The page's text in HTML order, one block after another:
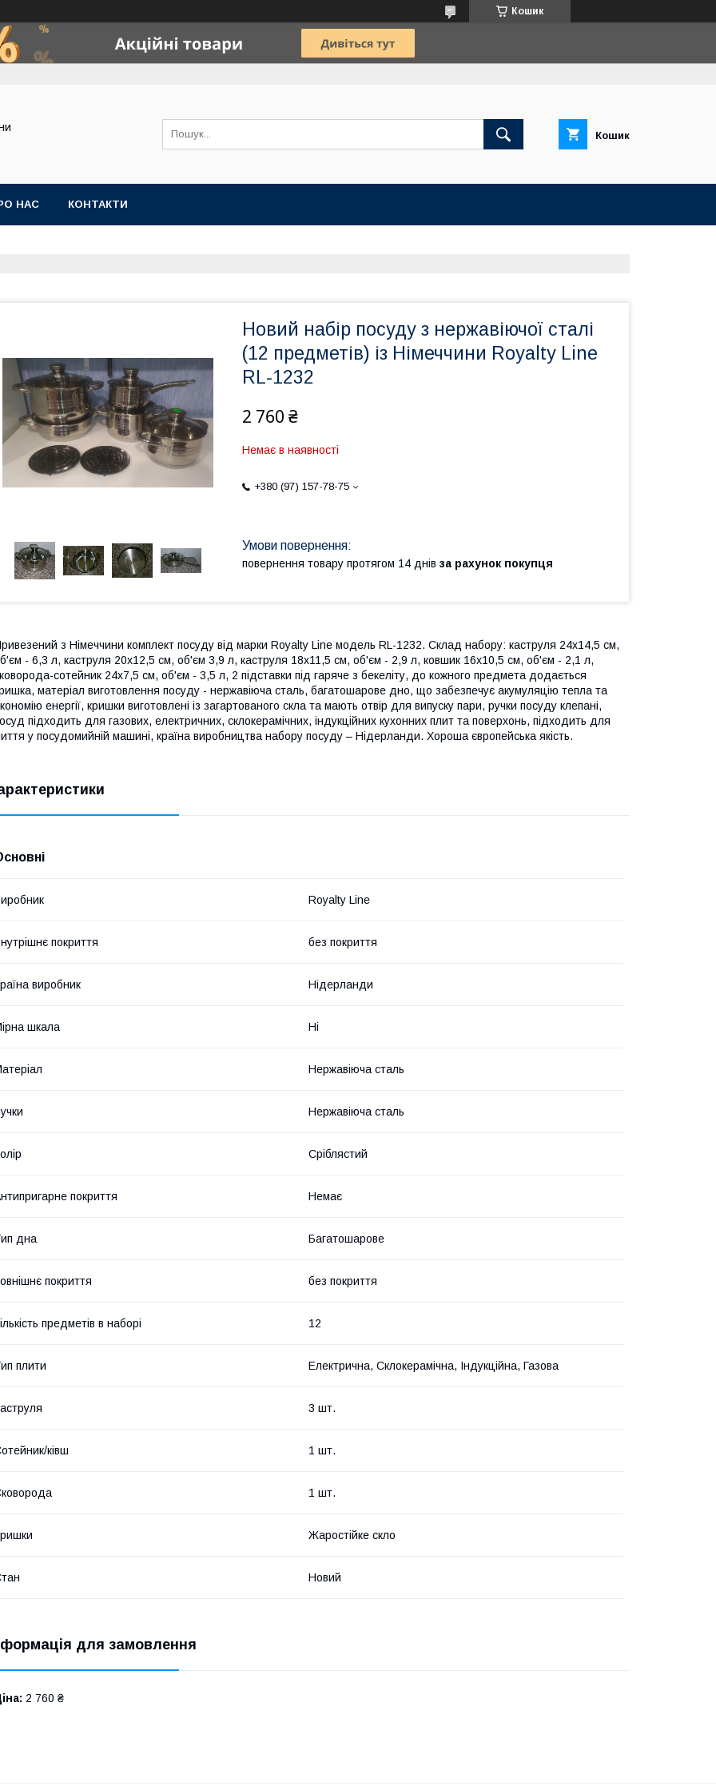
Кошик
Кошик
НАС КОНТАКТИ
Новий набір посуду з нержавіючої сталі
(12 предметів) із Німеччини Royalty Line
RL-1232
2 760 ₴
Немає в наявності
+380 (97) 157-78-75
повернення товару протягом 14 днів за рахунок покупця
з Німеччини комплект посуду від марки Royalty Line модель RL-1232. Склад набору: каструля 24х14,5 см,
- 6,3 л, каструля 20х12,5 см, об'єм 3,9 л, каструля 18х11,5 см, об'єм - 2,9 л, ковшик 16х10,5 см, об'єм - 2,1 л,
сотейник 24х7,5 см, об'єм - 3,5 л, 2 підставки під гаряче з бекеліту, до кожного предмета додається
матеріал виготовлення посуду - нержавіюча сталь, багатошарове дно, що забезпечує акумуляцію тепла та
енергії, кришки виготовлені із загартованого скла та мають отвір для випуску пари, ручки посуду клепані,
підходить для газових, електричних, склокерамічних, індукційних кухонних плит та поверхонь, підходить для
у посудомийній машині, країна виробництва набору посуду – Нідерланди. Хороша європейська якість.
Royalty Line
покриття без покриття
виробник Нідерланди
шкала Ні
Нержавіюча сталь
Нержавіюча сталь
Сріблястий
покриття Немає
дна Багатошарове
покриття без покриття
предметів в наборі 12
плити Електрична, Склокерамічна, Індукційна, Газова
3 шт.
ківш 1 шт.
1 шт.
Жаростійке скло
Новий
для замовлення
2 760 ₴